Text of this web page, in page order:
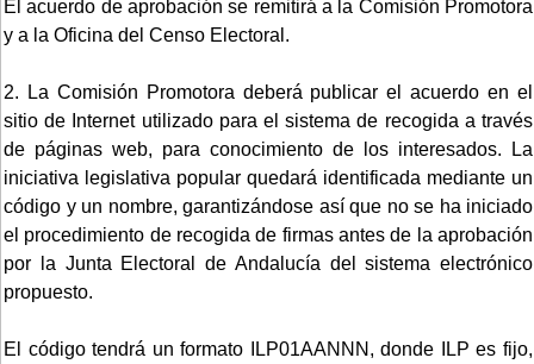
El acuerdo de aprobación se remitirá a la Comisión Promotora
y a la Oficina del Censo Electoral.
2. La Comisión Promotora deberá publicar el acuerdo en el
sitio de Internet utilizado para el sistema de recogida a través
de páginas web, para conocimiento de los interesados. La
iniciativa legislativa popular quedará identificada mediante un
código y un nombre, garantizándose así que no se ha iniciado
el procedimiento de recogida de firmas antes de la aprobación
por la Junta Electoral de Andalucía del sistema electrónico
propuesto.
El código tendrá un formato ILP01AANNN, donde ILP es fijo,